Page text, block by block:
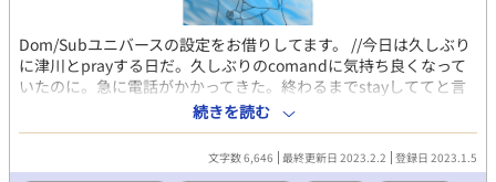
Dom/Subユニバースの設定をお借りしてます。 //今日は久しぶり
に津川とprayする日だ。久しぶりのcomandに気持ち良くなって
いたのに。急に電話がかかってきた。終わるまでstayしててと言
われて、30分ほど待っている間に雪人はトイレに行きたくなって
いた。行かせてと言おうと思ったのだが、会社に戻るからそれま
でstayと言われて… がっつり小スカです。 投稿不定期です🙇表紙
は自筆です。 華奢な上司(sub)×がっしりめな後輩(dom)
続きを読む
文字数 6,646 最終更新日 2023.2.2 登録日 2023.1.5